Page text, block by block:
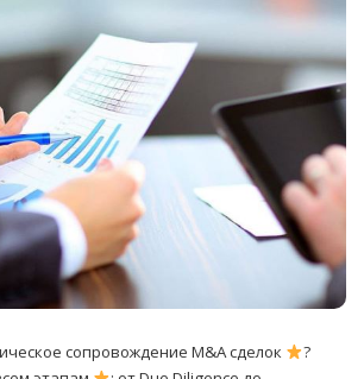
сопровождение M&A сделок
?